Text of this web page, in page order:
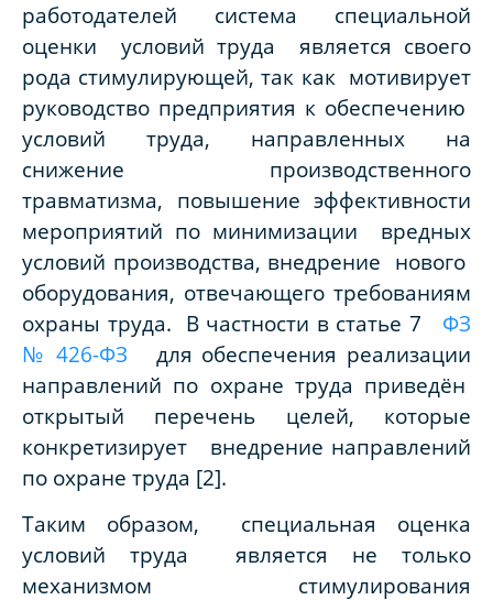
работодателей система специальной
оценки условий труда является своего
рода стимулирующей, так как мотивирует
руководство предприятия к обеспечению
условий труда, направленных на
снижение производственного
травматизма, повышение эффективности
мероприятий по минимизации вредных
условий производства, внедрение нового
оборудования, отвечающего требованиям
охраны труда. В частности в статье 7 ФЗ
№ 426-ФЗ для обеспечения реализации
направлений по охране труда приведён
открытый перечень целей, которые
конкретизирует внедрение направлений
по охране труда [2].
Таким образом, специальная оценка
условий труда является не только
механизмом стимулирования